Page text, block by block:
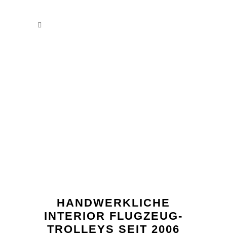
HANDWERKLICHE
INTERIOR FLUGZEUG-
TROLLEYS SEIT 2006